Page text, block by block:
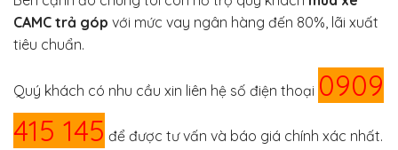
CAMC trả góp với mức vay ngân hàng đến 80%, lãi xuất
tiêu chuẩn.
Quý khách có nhu cầu xin liên hệ số điện thoại 0909
415 145 để được tư vấn và báo giá chính xác nhất.